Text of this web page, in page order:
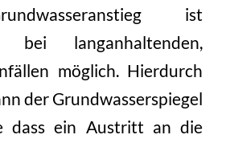
ist
bei langanhaltenden,
möglich. Hierdurch
der Grundwasserspiegel
dass ein Austritt an die